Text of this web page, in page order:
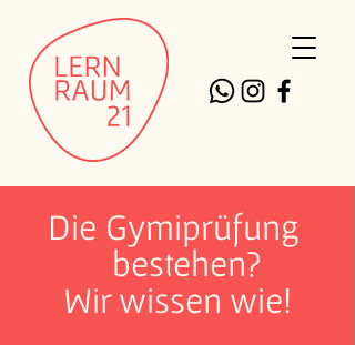
Die Gymiprüfung
bestehen?
Wir wissen wie!